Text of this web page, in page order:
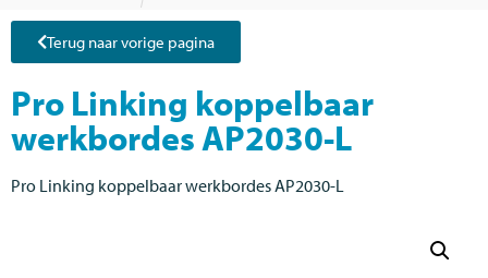
Terug naar vorige pagina
Pro Linking koppelbaar
werkbordes AP2030-L
Pro Linking koppelbaar werkbordes AP2030-L